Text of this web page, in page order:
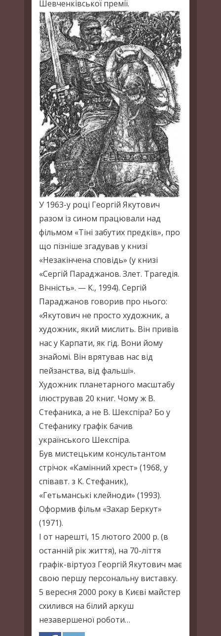
Шевченківської премії.
У 1963-у році Георгій Якутович
разом із сином працювали над
фільмом «Тіні забутих предків», про
що пізніше згадував у книзі
«Незакінчена сповідь» (у книзі
«Сергій Параджанов. Злет. Трагедія.
Вічність». — К., 1994). Сергій
Параджанов говорив про нього:
«Якутович не просто художник, а
художник, який мислить. Він привів
нас у Карпати, як гід. Вони йому
знайомі. Він врятував нас від
пейзанства, від фальші».
Художник планетарного масштабу
ілюстрував 20 книг. Чому ж В.
Стефаника, а не В. Шекспіра? Бо у
Стефанику графік бачив
українського Шекспіра.
Був мистецьким консультантом
стрічок «Камінний хрест» (1968, у
співавт. з К. Стефаник),
«Гетьманські клейноди» (1993).
Оформив фільм «Захар Беркут»
(1971).
І от нарешті, 15 лютого 2000 р. (в
останній рік життя), на 70-ліття
графік-віртуоз Георгій Якутович має
свою першу персональну виставку.
5 вересня 2000 року в Києві майстер
схилився на білий аркуш
незавершеної роботи…